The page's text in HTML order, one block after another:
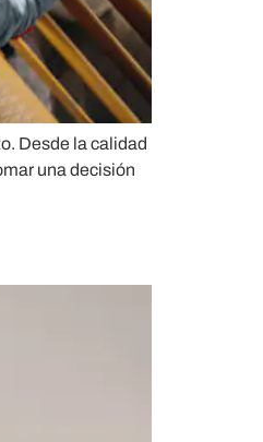
Desde la calidad
una decisión